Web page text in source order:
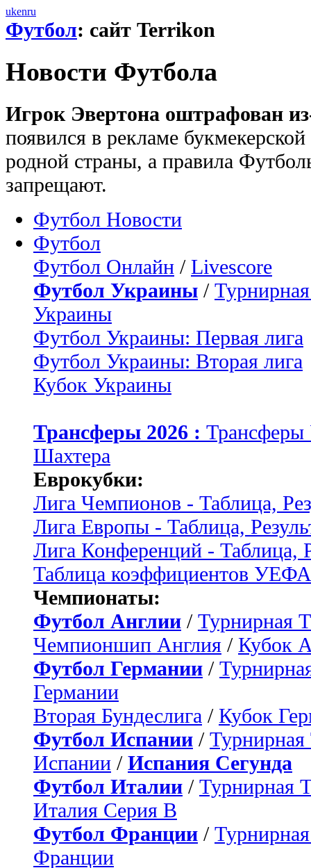
ukenru
Футбол: сайт Terrikon
Новости Футбола
Игрок Эвертона оштрафован
появился в рекламе
родной страны, а правила
запрещают.
Футбол Новости
Футбол
Футбол Онлайн / Livescore
Футбол Украины /
Украины
Футбол Украины: Первая лига
Футбол Украины: Вторая лига
Кубок Украины
Трансферы 2026 :
Шахтера
Еврокубки:
Лига Чемпионов - Таблица,
Лига Европы - Таблица,
Лига Конференций - Таблица,
Таблица коэффициентов УЕФА
Чемпионаты:
Футбол Англии / Турнирная
Чемпионшип Англия / Кубок
Футбол Германии /
Германии
Вторая Бундеслига / Кубок
Футбол Испании / Турнирная
Испании / Испания Сегунда
Футбол Италии / Турнирная
Италия Серия B
Футбол Франции /
Франции